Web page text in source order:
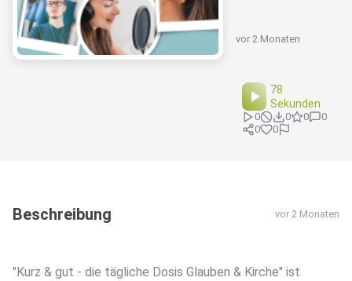
vor 2 Monaten
78
Sekunden
0 0 0
0
0
0
Beschreibung vor 2 Monaten
"Kurz & gut - die tägliche Dosis Glauben & Kirche" ist